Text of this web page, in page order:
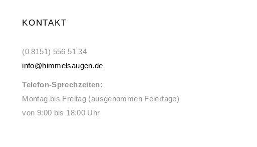
KONTAKT
(0 8151) 556 51 34
info@himmelsaugen.de
Telefon-Sprechzeiten:
Montag bis Freitag (ausgenommen Feiertage)
von 9:00 bis 18:00 Uhr